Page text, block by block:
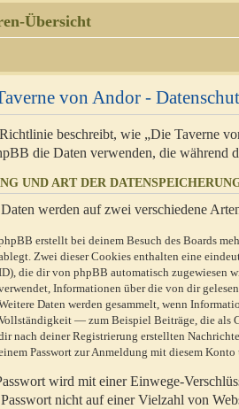
Übersicht
von Andor -
beschreibt, wie „Die Taverne
die Daten verwenden, die während
UND ART DER
werden auf zwei verschiedene
erstellt bei deinem Besuch des Boards
Zwei dieser Cookies enthalten eine
die dir von phpBB automatisch zugewiesen
Informationen über die von dir
Daten werden gesammelt, wenn
— zum Beispiel Beiträge, die als
nach deiner Registrierung erstellten
Passwort zur Anmeldung mit diesem
wird mit einer Einwege-
Passwort nicht auf einer Vielzahl von